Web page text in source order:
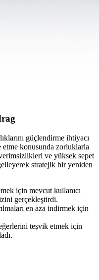
güçlendirme ihtiyacı
konusunda zorluklarla
ve yüksek sepet
stratejik bir yeniden
için mevcut kullanıcı
gerçekleştirdi.
en aza indirmek için
teşvik etmek için